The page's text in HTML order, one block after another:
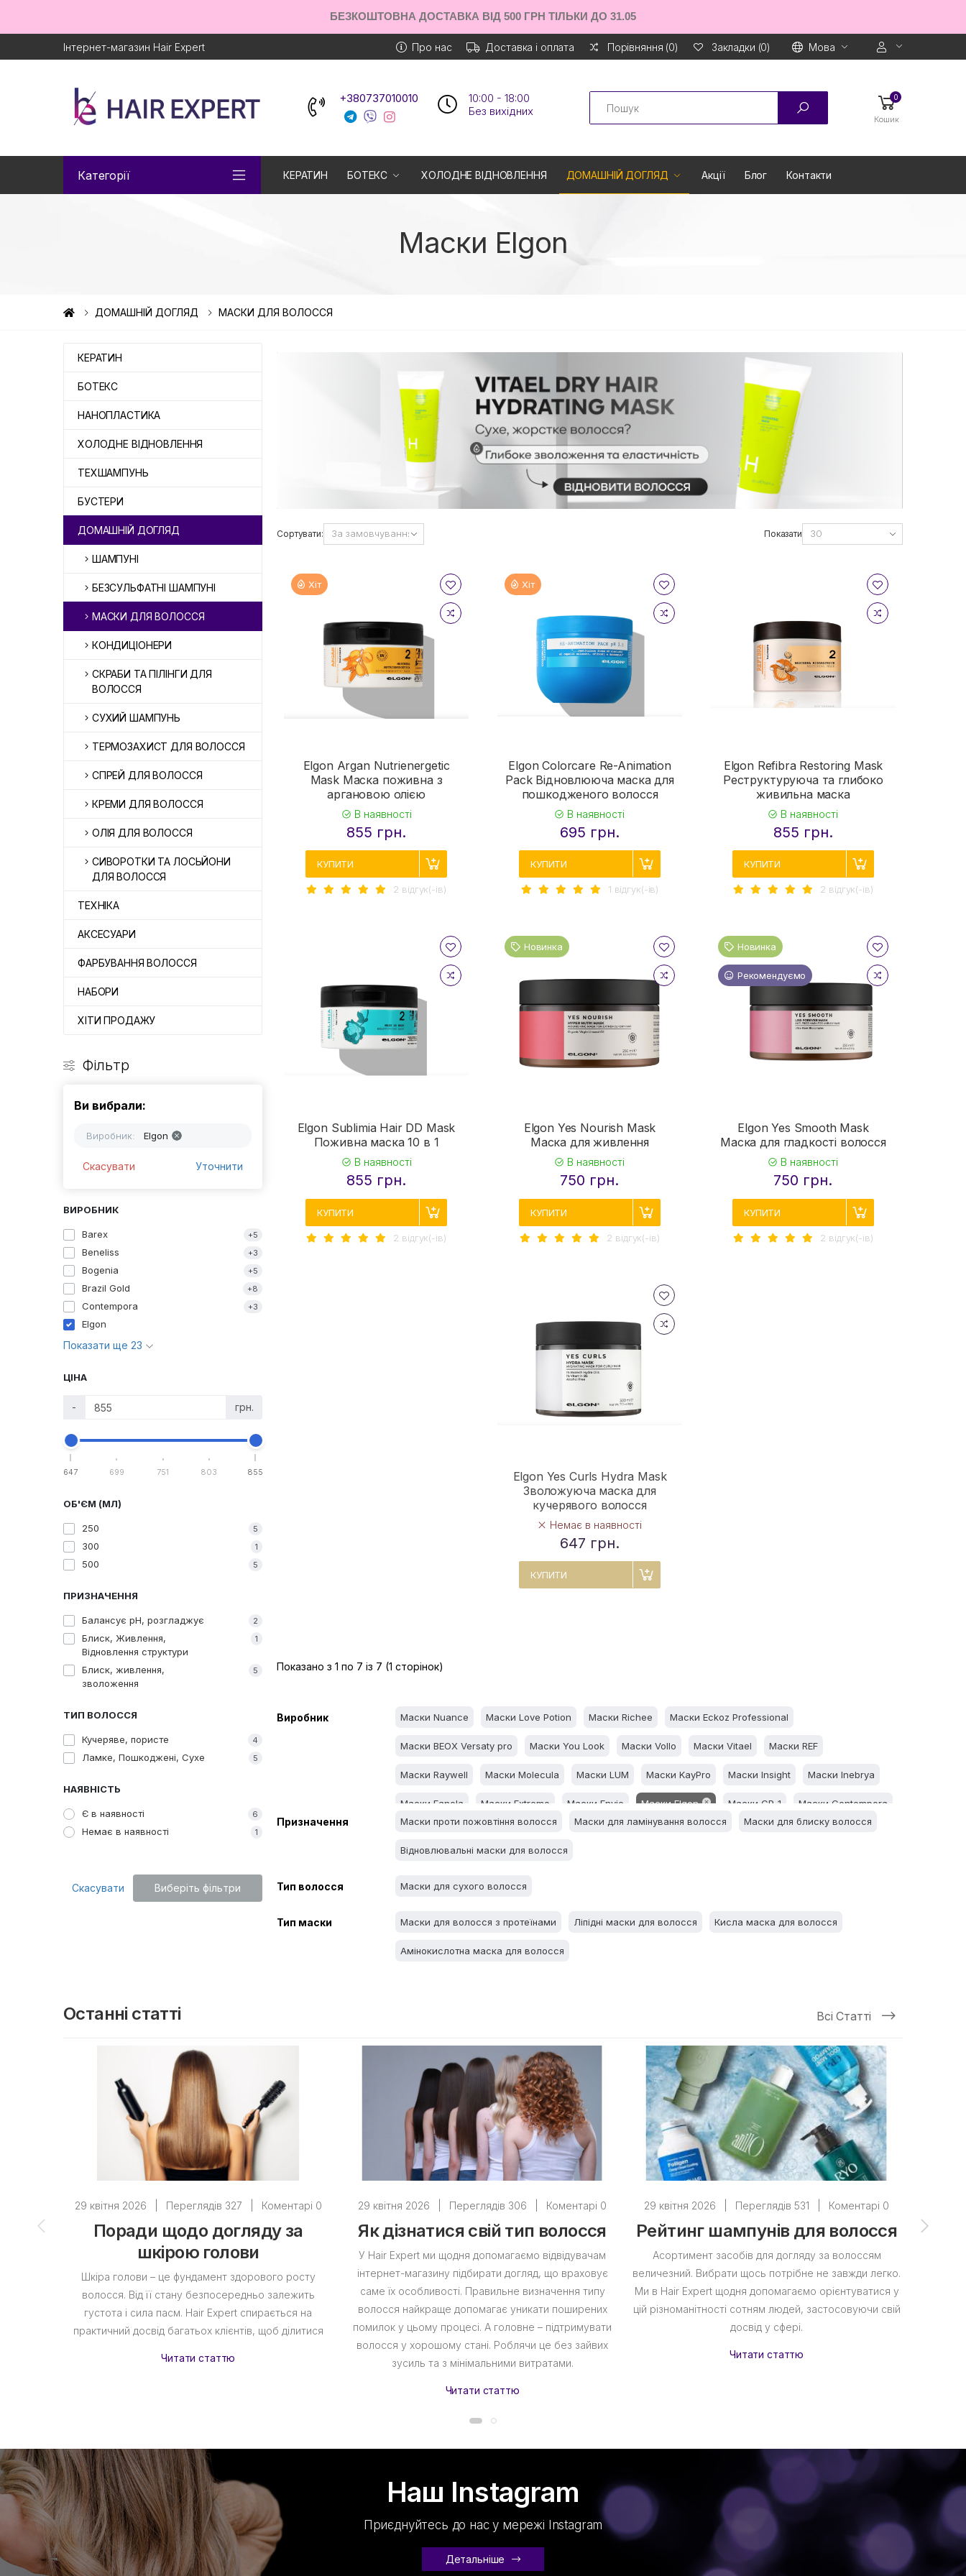
БЕЗКОШТОВНА ДОСТАВКА ВІД 500 ГРН ТІЛЬКИ ДО 31.05
Інтернет-магазин Hair Expert Про нас Доставка і оплата Порівняння (0) Закладки (0) Мова
+380737010010
10:00 - 18:00
Без вихiдних
Search 0
Кошик
Категорії КЕРАТИН БОТЕКС ХОЛОДНЕ ВІДНОВЛЕННЯ ДОМАШНІЙ ДОГЛЯД Акції Блог Контакти
Маски Elgon
ДОМАШНІЙ ДОГЛЯД МАСКИ ДЛЯ ВОЛОССЯ
КЕРАТИН
БОТЕКС
НАНОПЛАСТИКА
ХОЛОДНЕ ВІДНОВЛЕННЯ
ТЕХШАМПУНЬ
БУСТЕРИ
ДОМАШНІЙ ДОГЛЯД
ШАМПУНІ
БЕЗСУЛЬФАТНІ ШАМПУНІ
МАСКИ ДЛЯ ВОЛОССЯ
КОНДИЦІОНЕРИ
СКРАБИ ТА ПІЛІНГИ ДЛЯ
ВОЛОССЯ
СУХИЙ ШАМПУНЬ
ТЕРМОЗАХИСТ ДЛЯ ВОЛОССЯ
СПРЕЙ ДЛЯ ВОЛОССЯ
КРЕМИ ДЛЯ ВОЛОССЯ
ОЛІЯ ДЛЯ ВОЛОССЯ
СИВОРОТКИ ТА ЛОСЬЙОНИ
ДЛЯ ВОЛОССЯ
ТЕХНІКА
АКСЕСУАРИ
ФАРБУВАННЯ ВОЛОССЯ
НАБОРИ
ХІТИ ПРОДАЖУ
Фільтр
Ви вибрали:
Виробник: Elgon
Скасувати Уточнити
ВИРОБНИК
Barex +5
Beneliss +3
Bogenia +5
Brazil Gold +8
Contempora +3
Elgon
Показати ще 23
ЦІНА
- грн.
647 699 751 803 855
ОБ'ЄМ (МЛ)
250 5
300 1
500 5
ПРИЗНАЧЕННЯ
Балансує рН, розгладжує 2
Блиск, Живлення,
Відновлення структури
1
Блиск, живлення,
зволоження
5
ТИП ВОЛОССЯ
Кучеряве, пористе 4
Ламке, Пошкоджені, Сухе 5
НАЯВНІСТЬ
Є в наявності 6
Немає в наявності 1
Скасувати Виберіть фільтри
Сортувати: Показати
Хіт
Elgon Argan Nutrienergetic
Mask Маска поживна з
аргановою олією
В наявності
855 грн.
КУПИТИ
2 вiдгук(-iв)
Хіт
Elgon Colorcare Re-Animation
Pack Відновлююча маска для
пошкодженого волосся
В наявності
695 грн.
КУПИТИ
1 вiдгук(-iв)
Elgon Refibra Restoring Mask
Реструктуруюча та глибоко
живильна маска
В наявності
855 грн.
КУПИТИ
2 вiдгук(-iв)
Elgon Sublimia Hair DD Mask
Поживна маска 10 в 1
В наявності
855 грн.
КУПИТИ
2 вiдгук(-iв)
Новинка
Elgon Yes Nourish Mask
Маска для живлення
В наявності
750 грн.
КУПИТИ
2 вiдгук(-iв)
Новинка
Рекомендуємо
Elgon Yes Smooth Mask
Маска для гладкості волосся
В наявності
750 грн.
КУПИТИ
2 вiдгук(-iв)
Elgon Yes Curls Hydra Mask
Зволожуюча маска для
кучерявого волосся
Немає в наявності
647 грн.
КУПИТИ
Показано з 1 по 7 із 7 (1 сторінок)
Виробник Маски Nuance Маски Love Potion Маски Richee Маски Eckoz Professional
Маски BEOX Versaty pro Маски You Look Маски Vollo Маски Vitael Маски REF
Маски Raywell Маски Molecula Маски LUM Маски KayPro Маски Insight Маски Inebrya
Маски Fanola Маски Extremo Маски Envie Маски Elgon Маски CP-1 Маски Contempora
Призначення Маски проти пожовтіння волосся Маски для ламінування волосся Маски для блиску волосся
Відновлювальні маски для волосся
Тип волосся Маски для сухого волосся
Тип маски Маски для волосся з протеїнами Ліпідні маски для волосся Кисла маска для волосся
Амінокислотна маска для волосся
Останні статті Всі Статті
29 квітня 2026 Переглядів 327 Коментарі 0
Поради щодо догляду за
шкірою голови
Шкіра голови – це фундамент здорового росту
волосся. Від її стану безпосередньо залежить
густота і сила пасм. Hair Expert спирається на
практичний досвід багатьох клієнтів, щоб ділитися
Читати статтю
29 квітня 2026 Переглядів 306 Коментарі 0
Як дізнатися свій тип волосся
У Hair Expert ми щодня допомагаємо відвідувачам
інтернет-магазину підбирати догляд, що враховує
саме їх особливості. Правильне визначення типу
волосся найкраще допомагає уникати поширених
помилок у цьому процесі. А головне – підтримувати
волосся у хорошому стані. Роблячи це без зайвих
зусиль та з мінімальними витратами.
Читати статтю
29 квітня 2026 Переглядів 531 Коментарі 0
Рейтинг шампунів для волосся
Асортимент засобів для догляду за волоссям
величезний. Вибрати щось потрібне не завжди легко.
Ми в Hair Expert щодня допомагаємо орієнтуватися у
цій різноманітності сотням людей, застосовуючи свій
досвід у сфері.
Читати статтю
ТОП
Наш Instagram
Приєднуйтесь до нас у мережі Instagram
Детальніше